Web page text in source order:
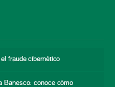
fraude cibernético
Banesco: conoce cómo